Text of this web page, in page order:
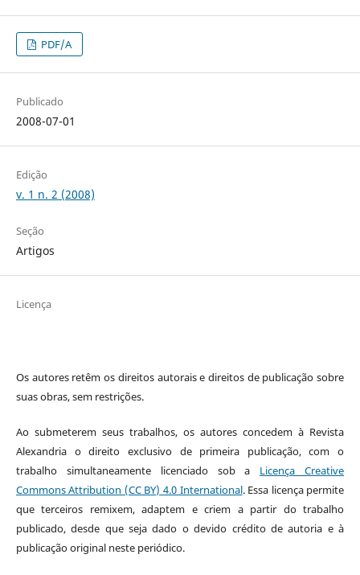
PDF/A
Publicado
2008-07-01
Edição
v. 1 n. 2 (2008)
Seção
Artigos
Licença
Os autores retêm os direitos autorais e direitos de publicação sobre
suas obras, sem restrições.
Ao submeterem seus trabalhos, os autores concedem à Revista
Alexandria o direito exclusivo de primeira publicação, com o
trabalho simultaneamente licenciado sob a Licença Creative
Commons Attribution (CC BY) 4.0 International. Essa licença permite
que terceiros remixem, adaptem e criem a partir do trabalho
publicado, desde que seja dado o devido crédito de autoria e à
publicação original neste periódico.